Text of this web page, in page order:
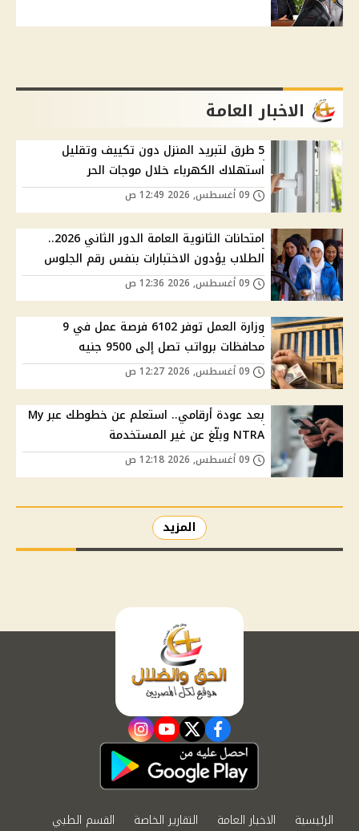
الاخبار العامة
5 طرق لتبريد المنزل دون تكييف وتقليل
استهلاك الكهرباء خلال موجات الحر
امتحانات الثانوية العامة الدور الثاني 2026..
الطلاب يؤدون الاختبارات بنفس رقم الجلوس
وزارة العمل توفر 6102 فرصة عمل في 9
محافظات برواتب تصل إلى 9500 جنيه
بعد عودة أرقامي.. استعلم عن خطوطك عبر My
NTRA وبلّغ عن غير المستخدمة
المزيد
facebook
twitter
youtube
instagram
الرئيسية الاخبار العامة التقارير الخاصة القسم الطبي